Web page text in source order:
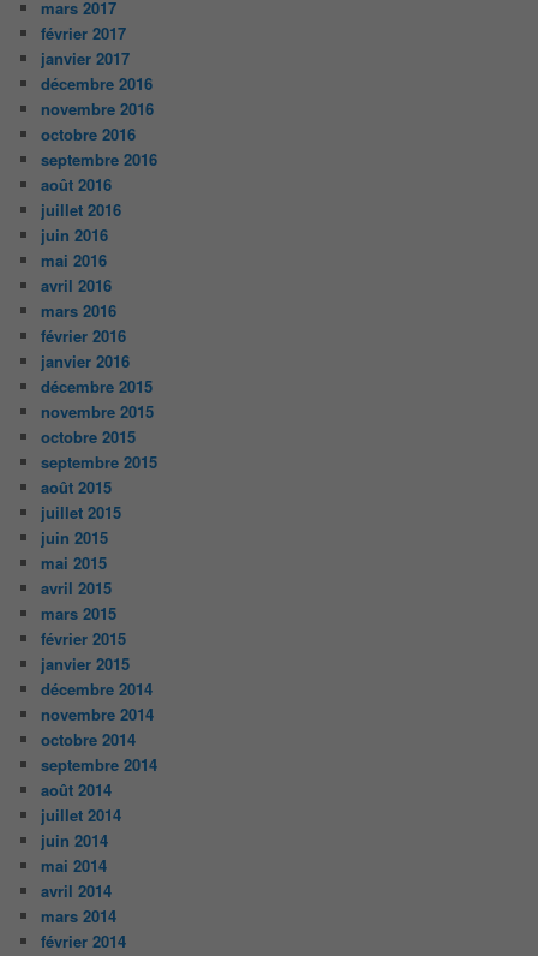
mars 2017
février 2017
janvier 2017
décembre 2016
novembre 2016
octobre 2016
septembre 2016
août 2016
juillet 2016
juin 2016
mai 2016
avril 2016
mars 2016
février 2016
janvier 2016
décembre 2015
novembre 2015
octobre 2015
septembre 2015
août 2015
juillet 2015
juin 2015
mai 2015
avril 2015
mars 2015
février 2015
janvier 2015
décembre 2014
novembre 2014
octobre 2014
septembre 2014
août 2014
juillet 2014
juin 2014
mai 2014
avril 2014
mars 2014
février 2014